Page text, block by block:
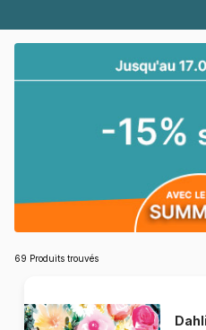
69 Produits trouvés